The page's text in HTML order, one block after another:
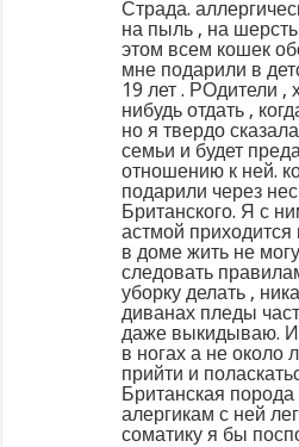
Страда.
на пыль , на
этом всем кошек
мне подарили в
19 лет . РОдители ,
нибудь отдать ,
но я твердо
семьи и будет
отношению к ней.
подарили через
Британского. Я с
астмой
в доме жить не
следовать
уборку делать ,
диванах пледы
даже выкидываю. И
в ногах а не около
прийти и
Британская
алергикам с ней
соматику я бы